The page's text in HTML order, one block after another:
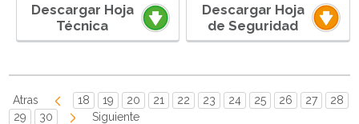
Descargar Hoja
Técnica
Descargar Hoja
de Seguridad
Atras 18 19 20 21 22 23 24 25 26 27
28
29
30
Siguiente